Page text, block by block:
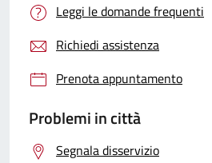
Leggi le domande frequenti
Richiedi assistenza
Prenota appuntamento
Problemi in città
Segnala disservizio